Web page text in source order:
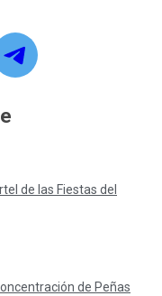
de las Fiestas del
de Peñas